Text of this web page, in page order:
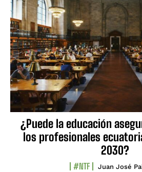
¿Puede la educación
los profesionales
2030?
#NTF Juan José